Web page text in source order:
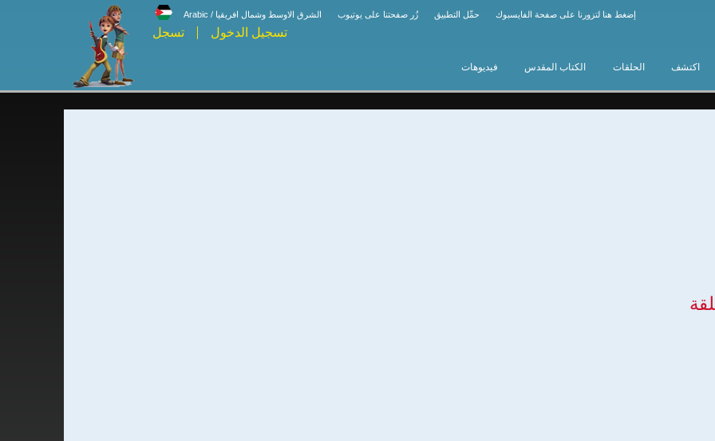
الشرق الاوسط وشمال افريقيا / Arabic زُر صفحتنا على يوتيوب حمِّل التطبيق إضغط هنا لتزورنا على صفحة الفايسبوك
تسجيل الدخول تسجل
اكتشف الحلقات الكتاب المقدس فيديوهات